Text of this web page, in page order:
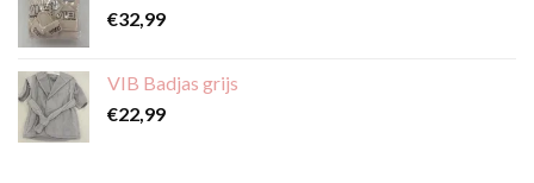
€32,99
VIB Badjas grijs
€22,99